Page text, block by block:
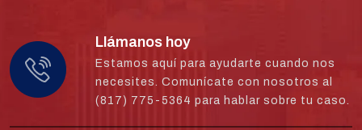
Llámanos hoy
Estamos aquí para ayudarte cuando nos
necesites. Comunícate con nosotros al
(817) 775-5364 para hablar sobre tu caso.